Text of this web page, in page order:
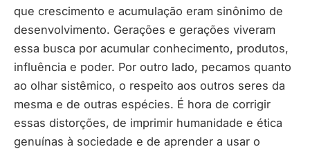
que crescimento e acumulação eram sinônimo de
desenvolvimento. Gerações e gerações viveram
essa busca por acumular conhecimento, produtos,
influência e poder. Por outro lado, pecamos quanto
ao olhar sistêmico, o respeito aos outros seres da
mesma e de outras espécies. É hora de corrigir
essas distorções, de imprimir humanidade e ética
genuínas à sociedade e de aprender a usar o